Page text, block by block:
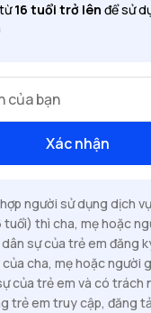
16 tuổi trở lên để sử
của bạn
Xác nhận
người sử dụng dịch
tuổi) thì cha, mẹ hoặc
sự của trẻ em đăng
cha, mẹ hoặc người
của trẻ em và có trách
trẻ em truy cập, đăng